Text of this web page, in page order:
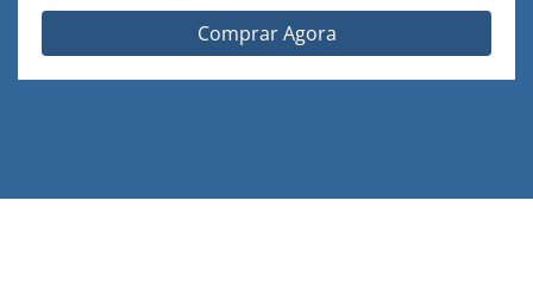
Comprar Agora